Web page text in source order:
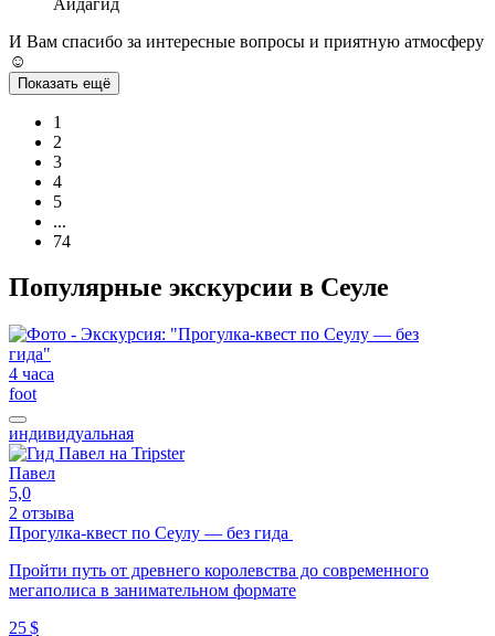
И Вам спасибо за интересные вопросы и приятную атмосферу
☺️
Показать ещё
1
2
3
4
5
...
74
Популярные экскурсии в Сеуле
4 часа
foot
индивидуальная
Павел
5,0
2 отзыва
Прогулка-квест по Сеулу — без гида
Пройти путь от древнего королевства до современного
мегаполиса в занимательном формате
25 $